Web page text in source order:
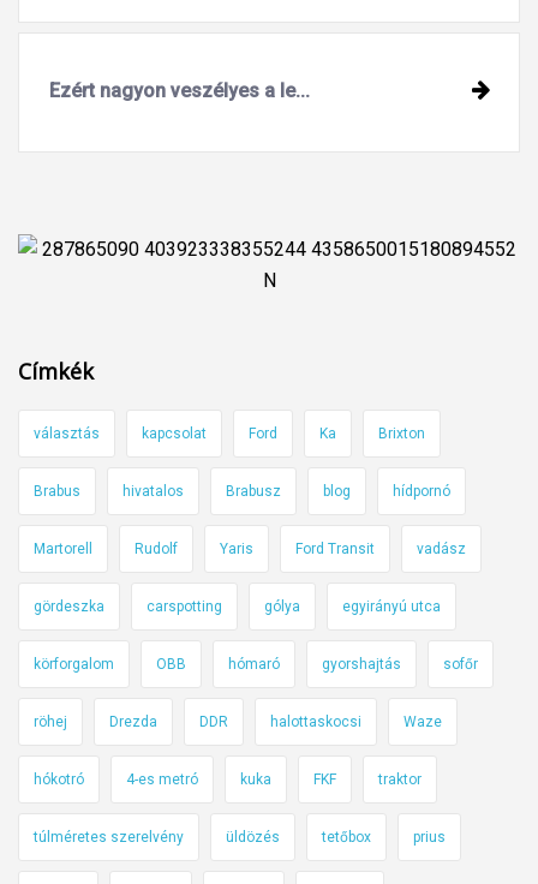
Ezért nagyon veszélyes a le...
Címkék
választás kapcsolat Ford Ka Brixton
Brabus hivatalos Brabusz blog hídpornó
Martorell Rudolf Yaris Ford Transit vadász
gördeszka carspotting gólya egyirányú utca
körforgalom OBB hómaró gyorshajtás sofőr
röhej Drezda DDR halottaskocsi Waze
hókotró 4-es metró kuka FKF traktor
túlméretes szerelvény üldözés tetőbox prius